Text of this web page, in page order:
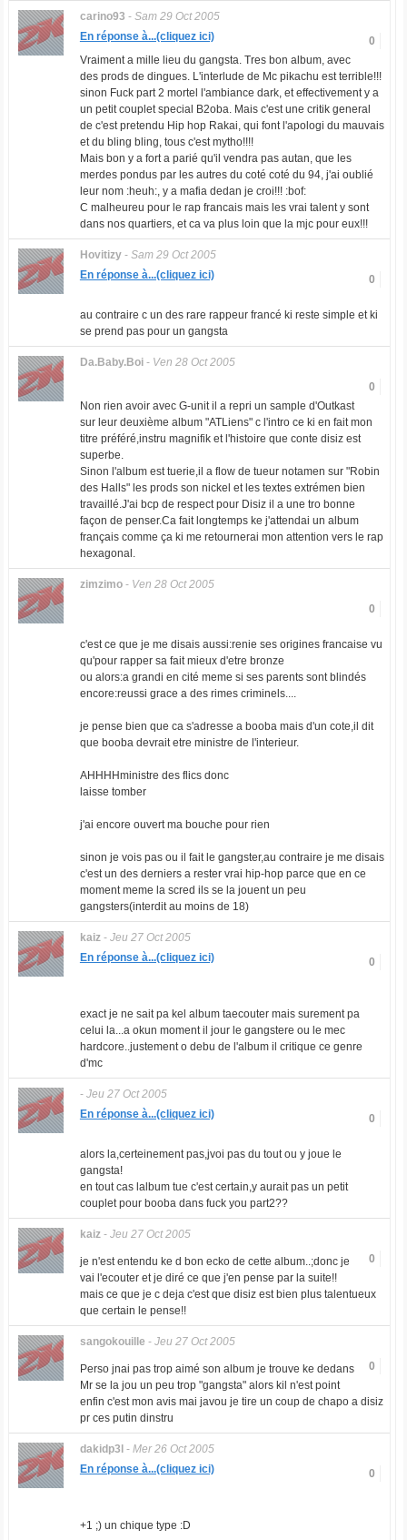
carino93 - Sam 29 Oct 2005
0
En réponse à...(cliquez ici)
Vraiment a mille lieu du gangsta. Tres bon album, avec
des prods de dingues. L'interlude de Mc pikachu est terrible!!!
sinon Fuck part 2 mortel l'ambiance dark, et effectivement y a
un petit couplet special B2oba. Mais c'est une critik general
de c'est pretendu Hip hop Rakai, qui font l'apologi du mauvais
et du bling bling, tous c'est mytho!!!!
Mais bon y a fort a parié qu'il vendra pas autan, que les
merdes pondus par les autres du coté coté du 94, j'ai oublié
leur nom :heuh:, y a mafia dedan je croi!!! :bof:
C malheureu pour le rap francais mais les vrai talent y sont
dans nos quartiers, et ca va plus loin que la mjc pour eux!!!
Hovitizy- Sam 29 Oct 2005
0
En réponse à...(cliquez ici)
au contraire c un des rare rappeur francé ki reste simple et ki
se prend pas pour un gangsta
Da.Baby.Boi- Ven 28 Oct 2005
0
Non rien avoir avec G-unit il a repri un sample d'Outkast
sur leur deuxième album "ATLiens" c l'intro ce ki en fait mon
titre préféré,instru magnifik et l'histoire que conte disiz est
superbe.
Sinon l'album est tuerie,il a flow de tueur notamen sur "Robin
des Halls" les prods son nickel et les textes extrémen bien
travaillé.J'ai bcp de respect pour Disiz il a une tro bonne
façon de penser.Ca fait longtemps ke j'attendai un album
français comme ça ki me retournerai mon attention vers le rap
hexagonal.
zimzimo- Ven 28 Oct 2005
0
c'est ce que je me disais aussi:renie ses origines francaise vu
qu'pour rapper sa fait mieux d'etre bronze
ou alors:a grandi en cité meme si ses parents sont blindés
encore:reussi grace a des rimes criminels....
je pense bien que ca s'adresse a booba mais d'un cote,il dit
que booba devrait etre ministre de l'interieur.
AHHHHministre des flics donc
laisse tomber
j'ai encore ouvert ma bouche pour rien
sinon je vois pas ou il fait le gangster,au contraire je me disais
c'est un des derniers a rester vrai hip-hop parce que en ce
moment meme la scred ils se la jouent un peu
gangsters(interdit au moins de 18)
kaiz- Jeu 27 Oct 2005
0
En réponse à...(cliquez ici)
exact je ne sait pa kel album taecouter mais surement pa
celui la...a okun moment il jour le gangstere ou le mec
hardcore..justement o debu de l'album il critique ce genre
d'mc
- Jeu 27 Oct 2005
0
En réponse à...(cliquez ici)
alors la,certeinement pas,jvoi pas du tout ou y joue le
gangsta!
en tout cas lalbum tue c'est certain,y aurait pas un petit
couplet pour booba dans fuck you part2??
kaiz- Jeu 27 Oct 2005
0
je n'est entendu ke d bon ecko de cette album..;donc je
vai l'ecouter et je diré ce que j'en pense par la suite!!
mais ce que je c deja c'est que disiz est bien plus talentueux
que certain le pense!!
sangokouille - Jeu 27 Oct 2005
0
Perso jnai pas trop aimé son album je trouve ke dedans
Mr se la jou un peu trop "gangsta" alors kil n'est point
enfin c'est mon avis mai javou je tire un coup de chapo a disiz
pr ces putin dinstru
dakidp3l - Mer 26 Oct 2005
0
En réponse à...(cliquez ici)
+1 ;) un chique type :D